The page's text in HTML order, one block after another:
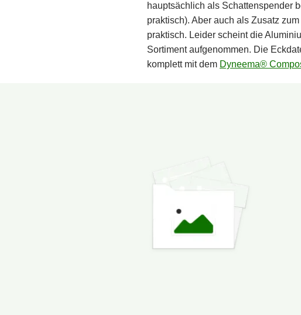
hauptsächlich als Schattenspender
praktisch). Aber auch als Zusatz
praktisch. Leider scheint die
Sortiment aufgenommen. Die
komplett mit dem Dyneema®